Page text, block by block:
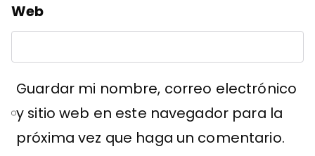
Web
Guardar mi nombre, correo electrónico
y sitio web en este navegador para la
próxima vez que haga un comentario.